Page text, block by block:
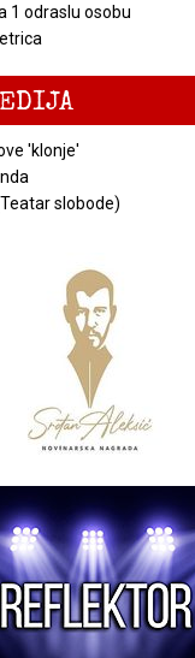
1 odraslu osobu
'klonje'
slobode)